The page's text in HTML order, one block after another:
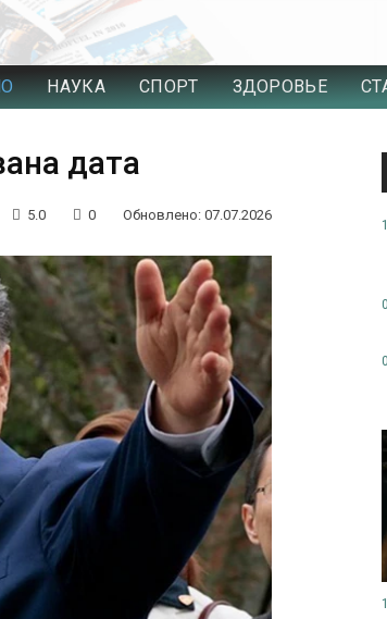
НАУКА СПОРТ ЗДОРОВЬЕ
дата
5.0 0 Обновлено: 07.07.2026